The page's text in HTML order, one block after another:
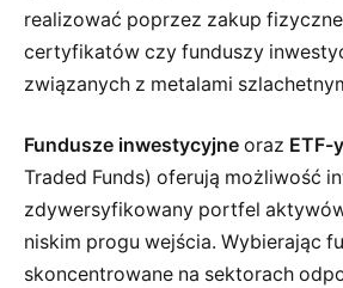
realizować poprzez zakup
certyfikatów czy funduszy
związanych z metalami
Fundusze inwestycyjne oraz ETF-y
Traded Funds) oferują możliwość
zdywersyfikowany portfel
niskim progu wejścia. Wybierając
skoncentrowane na sektorach